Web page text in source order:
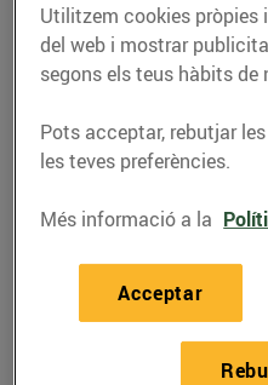
Formatges de
sorprenents
Al llarg dels segles,
una gran diversitat de
LLEGIR MÉS
Utilitzem cookies pròpies
del web i mostrar
segons els teus hàbits de
Pots acceptar, rebutjar
les teves preferències.
Més informació a la
Acceptar